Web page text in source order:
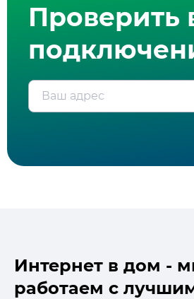
Проверить
Ваш адрес
Интернет в дом -
работаем с